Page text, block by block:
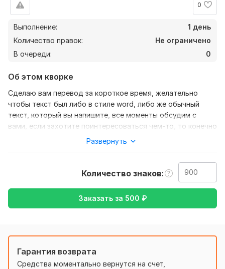
0
Выполнение:
1 день
Количество правок:
Не ограничено
В очереди:
0
Об этом кворке
Сделаю вам перевод за короткое время, желательно
чтобы текст был либо в стиле word, либо же обычный
текст, который вы напишите, все моменты обсудим с
вами, если захотите поинтересоваться чем-то, то конечно
От вас нужен текст, желательно написанный жирным
шрифтом, уважительное общение со мной, будем с вами
коллегами в нашем диалоге
Тематика:
Язык перевода:
с Русского на Английский
Развернуть
Количество знаков
Заказать за 500 ₽
Гарантия возврата
Средства моментально вернутся на счет,